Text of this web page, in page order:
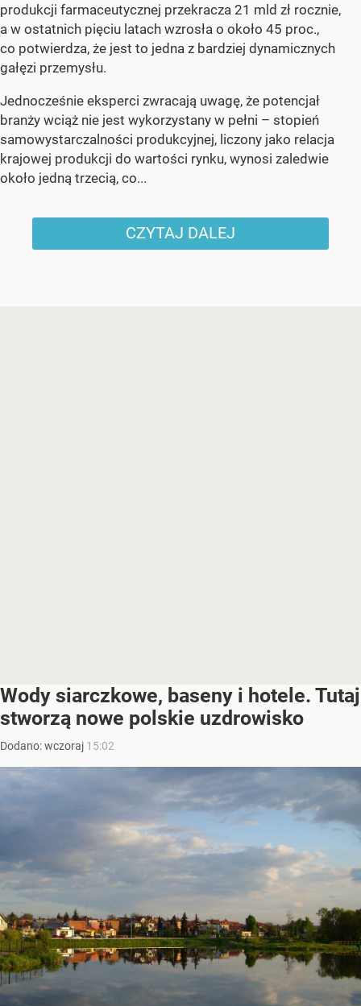
produkcji farmaceutycznej przekracza 21 mld zł rocznie,
a w ostatnich pięciu latach wzrosła o około 45 proc.,
co potwierdza, że jest to jedna z bardziej dynamicznych
gałęzi przemysłu.
Jednocześnie eksperci zwracają uwagę, że potencjał
branży wciąż nie jest wykorzystany w pełni – stopień
samowystarczalności produkcyjnej, liczony jako relacja
krajowej produkcji do wartości rynku, wynosi zaledwie
około jedną trzecią, co...
CZYTAJ DALEJ
Wody siarczkowe, baseny i hotele. Tutaj
stworzą nowe polskie uzdrowisko
Dodano:wczoraj 15:02